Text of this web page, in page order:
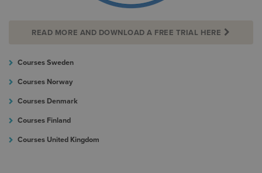
READ MORE AND DOWNLOAD A FREE TRIAL HERE
Courses Sweden
Courses Norway
Courses Denmark
Courses Finland
Courses United Kingdom